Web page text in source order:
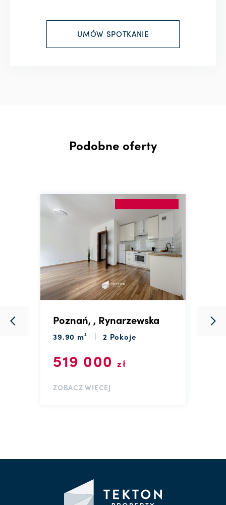
Podobne oferty
Poznań, , Rynarzewska
39.90 m² 2 Pokoje
519 000 zł
ZOBACZ WIĘCEJ